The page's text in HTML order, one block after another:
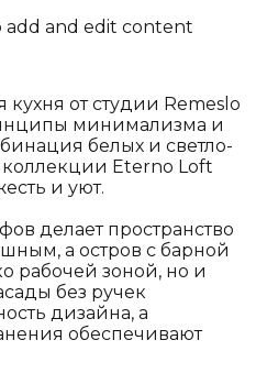
add and edit content
кухня от студии Remeslo
минимализма и
белых и светло-
Eterno Loft
и уют.​
делает пространство
а остров с барной
рабочей зоной, но и
без ручек
дизайна, а
обеспечивают